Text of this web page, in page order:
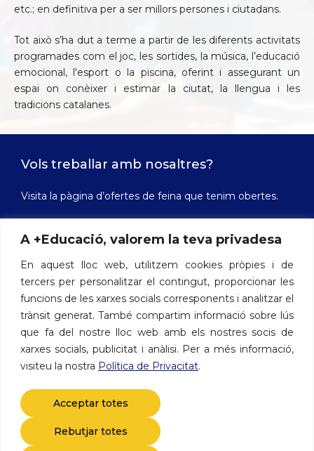
A +Educació, valorem la teva privadesa
En aquest lloc web, utilitzem cookies pròpies i de
tercers per personalitzar el contingut, proporcionar les
funcions de les xarxes socials corresponents i analitzar el
trànsit generat. També compartim informació sobre lús
que fa del nostre lloc web amb els nostres socis de
xarxes socials, publicitat i anàlisi. Per a més informació,
visiteu la nostra Política de Privacitat.
Acceptar totes
Rebutjar totes
etc.; en definitiva per a ser millors persones i ciutadans.
Tot això s’ha dut a terme a partir de les diferents activitats
programades com el joc, les sortides, la música, l’educació
emocional, l'esport o la piscina, oferint i assegurant un
espai on conèixer i estimar la ciutat, la llengua i les
tradicions catalanes.
Vols treballar amb nosaltres?
Visita la pàgina d’ofertes de feina que tenim obertes.
Contacte
Avinguda de les Drassanes, 3 - 08001 Barcelona
Telèfon: 722 412 500